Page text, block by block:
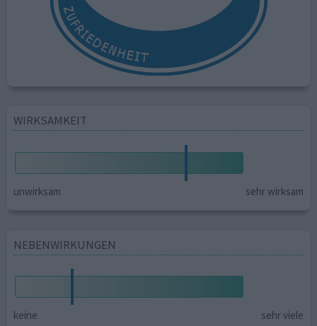
WIRKSAMKEIT
unwirksam sehr wirksam
NEBENWIRKUNGEN
keine sehr viele